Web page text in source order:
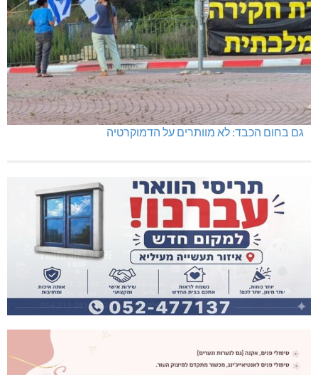
גם בחום הכבד: לא מוותרים על הדמוקרטיה